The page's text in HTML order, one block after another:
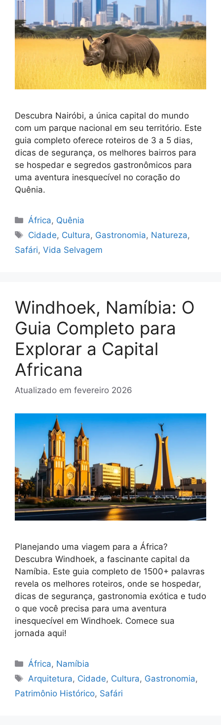
Descubra Nairóbi, a única capital do mundo
com um parque nacional em seu território. Este
guia completo oferece roteiros de 3 a 5 dias,
dicas de segurança, os melhores bairros para
se hospedar e segredos gastronômicos para
uma aventura inesquecível no coração do
Quênia.
Categorias
África, Quênia
Tags
Cidade, Cultura, Gastronomia, Natureza,
Safári, Vida Selvagem
Windhoek, Namíbia: O
Guia Completo para
Explorar a Capital
Africana
Atualizado em fevereiro 2026
Planejando uma viagem para a África?
Descubra Windhoek, a fascinante capital da
Namíbia. Este guia completo de 1500+ palavras
revela os melhores roteiros, onde se hospedar,
dicas de segurança, gastronomia exótica e tudo
o que você precisa para uma aventura
inesquecível em Windhoek. Comece sua
jornada aqui!
Categorias
África, Namíbia
Tags
Arquitetura, Cidade, Cultura, Gastronomia,
Patrimônio Histórico, Safári